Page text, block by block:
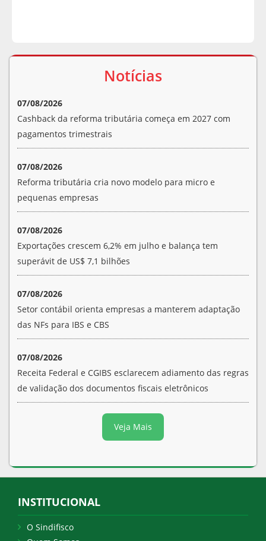
Notícias
07/08/2026
Cashback da reforma tributária começa em 2027 com
pagamentos trimestrais
07/08/2026
Reforma tributária cria novo modelo para micro e
pequenas empresas
07/08/2026
Exportações crescem 6,2% em julho e balança tem
superávit de US$ 7,1 bilhões
07/08/2026
Setor contábil orienta empresas a manterem adaptação
das NFs para IBS e CBS
07/08/2026
Receita Federal e CGIBS esclarecem adiamento das regras
de validação dos documentos fiscais eletrônicos
Veja Mais
INSTITUCIONAL
O Sindifisco